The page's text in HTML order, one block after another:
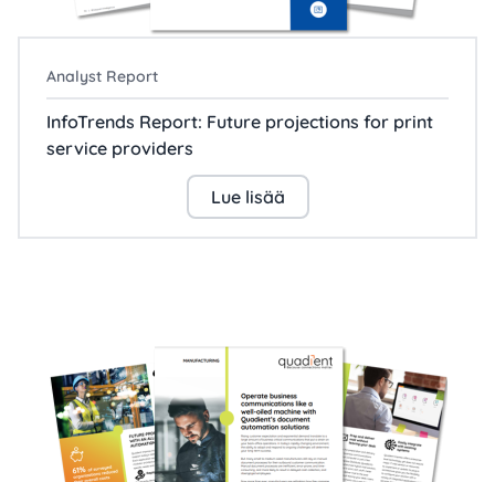
Analyst Report
InfoTrends Report: Future projections for print
service providers
Lue lisää